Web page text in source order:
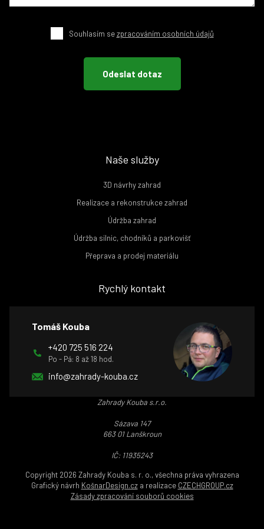
Souhlasím sezpracováním osobních údajů
Naše služby
3D návrhy zahrad
Realizace a rekonstrukce zahrad
Údržba zahrad
Údržba silnic, chodníků a parkovišť
Přeprava a prodej materiálu
Rychlý kontakt
Tomáš Kouba
+420 725 516 224
Po - Pá: 8 až 18 hod.
info@zahrady-kouba.cz
Zahrady Kouba s.r.o.
Sázava 147
663 01 Lanškroun
IČ: 11935243
Copyright 2026 Zahrady Kouba s. r. o., všechna práva vyhrazena
Grafický návrh KošnarDesign.cza realizace CZECHGROUP.cz
Zásady zpracování souborů cookies